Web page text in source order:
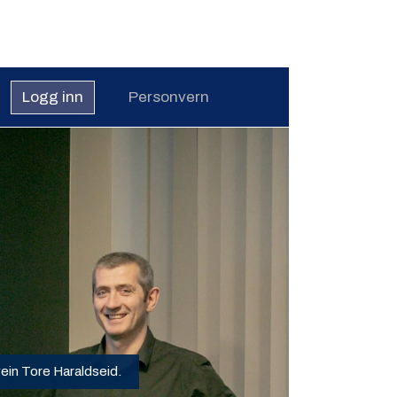
Logg inn Personvern
Tore Haraldseid.